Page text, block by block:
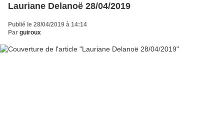
Lauriane Delanoë 28/04/2019
Publié le 28/04/2019 à 14:14
Par guiroux